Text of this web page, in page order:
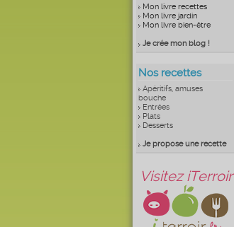
Mon livre recettes
Mon livre jardin
Mon livre bien-être
Je crée mon blog !
Nos recettes
Apéritifs, amuses
bouche
Entrées
Plats
Desserts
Je propose une recette
Visitez iTerroir